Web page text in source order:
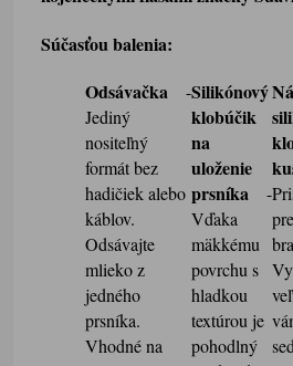
Súčasťou balenia:
Odsávačka -
Jediný
nositeľný
formát bez
hadičiek alebo
káblov.
Odsávajte
mlieko z
jedného
prsníka.
Vhodné na
Silikónový
klobúčik
na
uloženie
prsníka -
Vďaka
mäkkému
povrchu s
hladkou
textúrou je
pohodlný